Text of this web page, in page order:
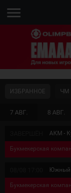
menu
7 АВГ. 8 АВГ.
ИЗБРАННОЕ ЧМ
АКМ -
Букмекерская
Южный
Букмекерская